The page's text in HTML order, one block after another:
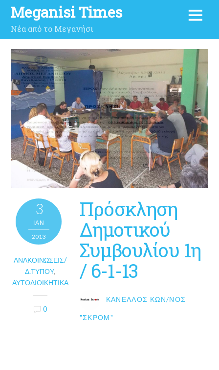
Meganisi Times
Νέα από το Μεγανήσι
3
ΙΑΝ
2013
ΑΝΑΚΟΙΝΏΣΕΙΣ/
Δ.ΤΎΠΟΥ,
ΑΥΤΟΔΙΟΙΚΗΤΙΚΆ
0
Πρόσκληση
Δημοτικού
Συμβουλίου 1η
/ 6-1-13
ΚΑΝΈΛΛΟΣ ΚΩΝ/ΝΟΣ
"ΣΚΡΟΜ"